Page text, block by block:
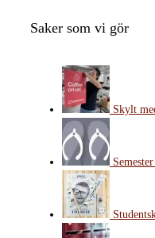
Saker som vi gör
Skylt
Semester